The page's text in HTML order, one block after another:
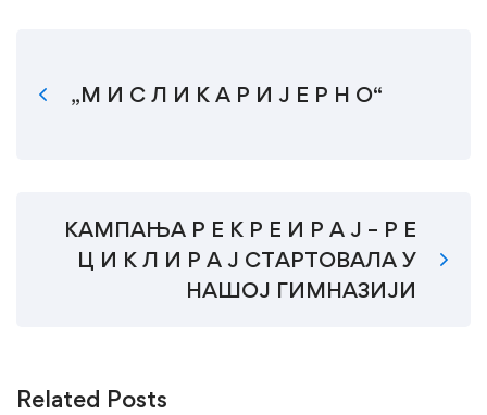
„М И С Л И К А Р И Ј Е Р Н О“
КАМПАЊА Р Е К Р Е И Р А Ј – Р Е
Ц И К Л И Р А Ј СТАРТОВАЛА У
НАШОЈ ГИМНАЗИЈИ
Related Posts